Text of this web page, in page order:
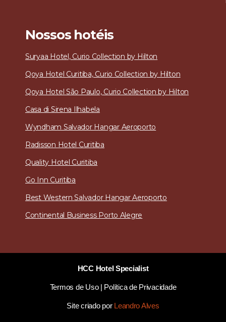
Nossos hotéis
Suryaa Hotel, Curio Collection by Hilton
Qoya Hotel Curitiba, Curio Collection by Hilton
Qoya Hotel São Paulo, Curio Collection by Hilton
Casa di Sirena Ilhabela
Wyndham Salvador Hangar Aeroporto
Radisson Hotel Curitiba
Quality Hotel Curitiba
Go Inn Curitiba
Best Western Salvador Hangar Aeroporto
Continental Business Porto Alegre
HCC Hotel Specialist
Termos de Uso| Política de Privacidade
Site criado por Leandro Alves